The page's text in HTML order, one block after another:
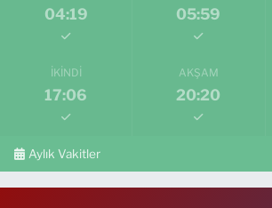
04:19 05:59
İKINDI
17:06
AKŞAM
20:20
Aylık Vakitler